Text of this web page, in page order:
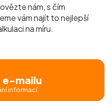
nám, s čím
vám najít to nejlepší
na míru.
e-mailu
informací.